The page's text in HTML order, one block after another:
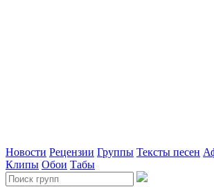
Новости Рецензии Группы Тексты песен
Клипы Обои Табы